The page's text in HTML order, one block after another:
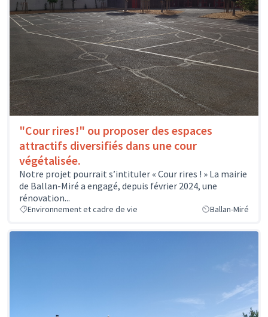
"Cour rires!" ou proposer des espaces
attractifs diversifiés dans une cour
végétalisée.
Notre projet pourrait s’intituler « Cour rires ! » La mairie
de Ballan-Miré a engagé, depuis février 2024, une
rénovation...
Environnement et cadre de vie Ballan-Miré